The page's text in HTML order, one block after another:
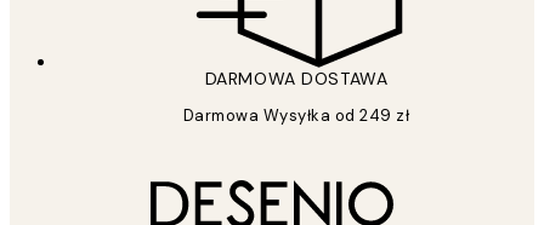
DARMOWA DOSTAWA
Darmowa Wysyłka od 249 zł